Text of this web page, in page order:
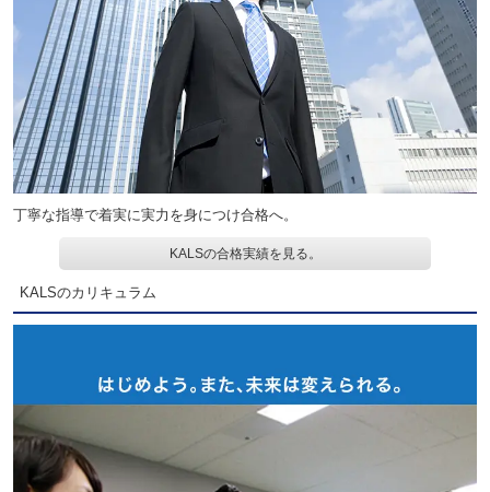
丁寧な指導で着実に実力を身につけ合格へ。
KALSの合格実績を見る。
KALSのカリキュラム